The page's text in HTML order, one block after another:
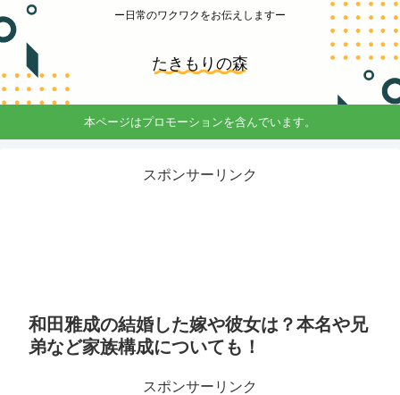
ー日常のワクワクをお伝えしますー
たきもりの森
本ページはプロモーションを含んでいます。
スポンサーリンク
和田雅成の結婚した嫁や彼女は？本名や兄
弟など家族構成についても！
スポンサーリンク